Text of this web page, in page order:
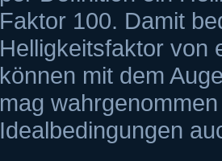
Faktor 100. Damit
Helligkeitsfaktor von
können mit dem
mag
Idealbedingungen